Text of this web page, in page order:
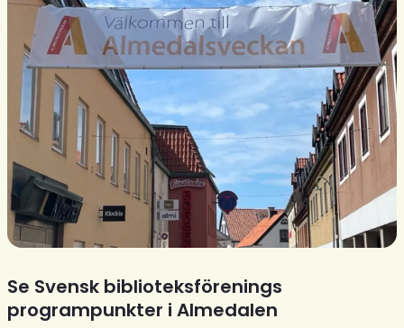
Se Svensk biblioteksförenings
programpunkter i Almedalen